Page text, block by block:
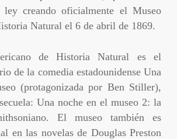
creando oficialmente el Museo
Natural el 6 de abril de 1869.
de Historia Natural es el
de la comedia estadounidense Una
(protagonizada por Ben Stiller),
Una noche en el museo 2: la
El museo también es
en las novelas de Douglas Preston